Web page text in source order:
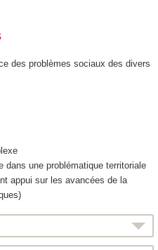
des problèmes sociaux des divers
dans une problématique territoriale
appui sur les avancées de la